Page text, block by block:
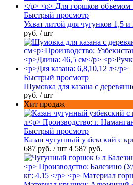
Быстрый просмотр
Ухват литой для чугунков 1,5 и
руб. / шт
Быстрый просмотр
Шумовка для казана с
руб. / шт
Хит продаж
Быстрый просмотр
Казан чугунный узбекский с
687 руб. / шт 4 587 руб.